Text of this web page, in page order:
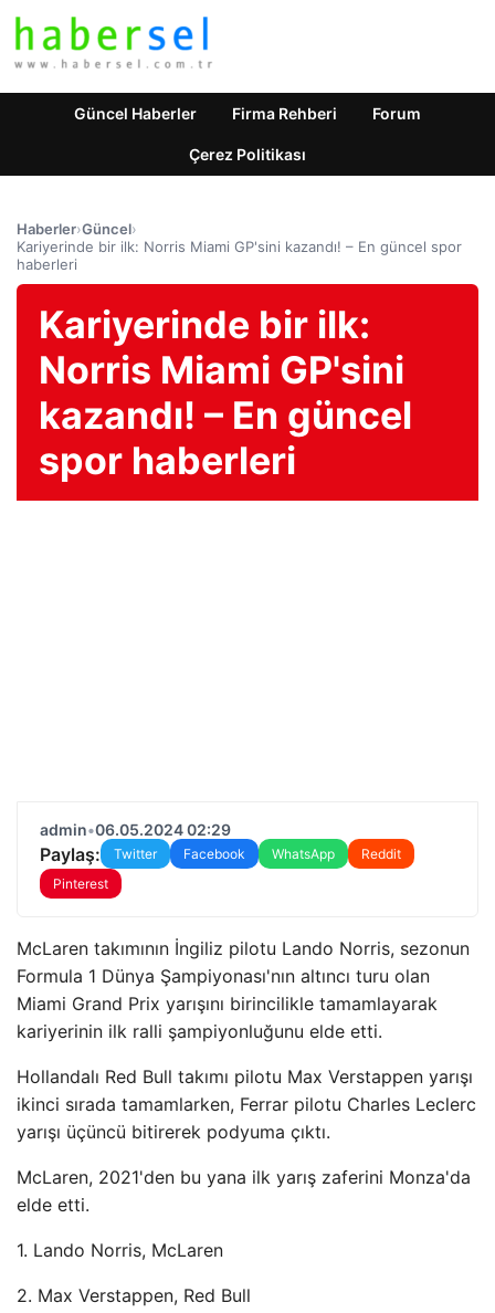
Güncel Haberler Firma Rehberi Forum
Çerez Politikası
Haberler›Güncel›
Kariyerinde bir ilk: Norris Miami GP'sini kazandı! – En güncel spor
haberleri
Kariyerinde bir ilk:
Norris Miami GP'sini
kazandı! – En güncel
spor haberleri
admin•06.05.2024 02:29
Paylaş: Twitter Facebook WhatsApp
Reddit
Pinterest
McLaren takımının İngiliz pilotu Lando Norris, sezonun
Formula 1 Dünya Şampiyonası'nın altıncı turu olan
Miami Grand Prix yarışını birincilikle tamamlayarak
kariyerinin ilk ralli şampiyonluğunu elde etti.
Hollandalı Red Bull takımı pilotu Max Verstappen yarışı
ikinci sırada tamamlarken, Ferrar pilotu Charles Leclerc
yarışı üçüncü bitirerek podyuma çıktı.
McLaren, 2021'den bu yana ilk yarış zaferini Monza'da
elde etti.
1. Lando Norris, McLaren
2. Max Verstappen, Red Bull